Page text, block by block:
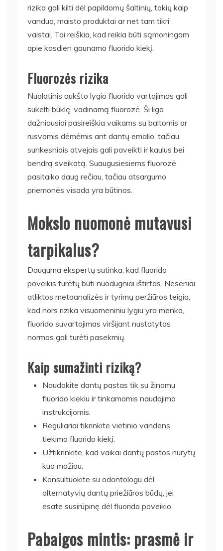
rizika gali kilti dėl papildomų šaltinių, tokių kaip
vanduo, maisto produktai ar net tam tikri
vaistai. Tai reiškia, kad reikia būti sąmoningam
apie kasdien gaunamo fluorido kiekį.
Fluorozės rizika
Nuolatinis aukšto lygio fluorido vartojimas gali
sukelti būklę, vadinamą fluorozė. Ši liga
dažniausiai pasireiškia vaikams su baltomis ar
rusvomis dėmėmis ant dantų emalio, tačiau
sunkesniais atvejais gali paveikti ir kaulus bei
bendrą sveikatą. Suaugusiesiems fluorozė
pasitaiko daug rečiau, tačiau atsargumo
priemonės visada yra būtinos.
Mokslo nuomonė mutavusi
tarpikalus?
Dauguma ekspertų sutinka, kad fluorido
poveikis turėtų būti nuodugniai ištirtas. Neseniai
atliktos metaanalizės ir tyrimų peržiūros teigia,
kad nors rizika visuomeniniu lygiu yra menka,
fluorido suvartojimas viršijant nustatytas
normas gali turėti pasekmių.
Kaip sumažinti riziką?
Naudokite dantų pastas tik su žinomu
fluorido kiekiu ir tinkamomis naudojimo
instrukcijomis.
Reguliariai tikrinkite vietinio vandens
tiekimo fluorido kiekį.
Užtikrinkite, kad vaikai dantų pastos nurytų
kuo mažiau.
Konsultuokite su odontologu dėl
alternatyvių dantų priežiūros būdų, jei
esate susirūpinę dėl fluorido poveikio.
Pabaigos mintis: prasmė ir